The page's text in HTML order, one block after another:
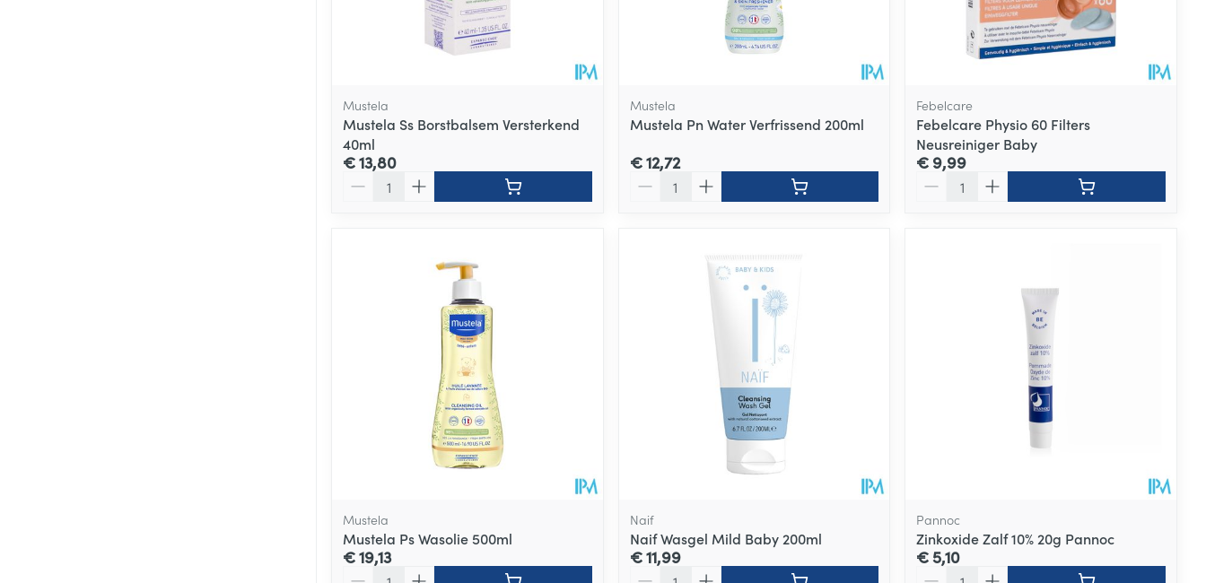
Mustela
Mustela Ss Borstbalsem Versterkend
40ml
€ 13,80
Mustela
Mustela Pn Water Verfrissend 200ml
€ 12,72
Febelcare
Febelcare Physio 60 Filters
Neusreiniger Baby
€ 9,99
Mustela
Mustela Ps Wasolie 500ml
€ 19,13
Naif
Naif Wasgel Mild Baby 200ml
€ 11,99
Pannoc
Zinkoxide Zalf 10% 20g Pannoc
€ 5,10